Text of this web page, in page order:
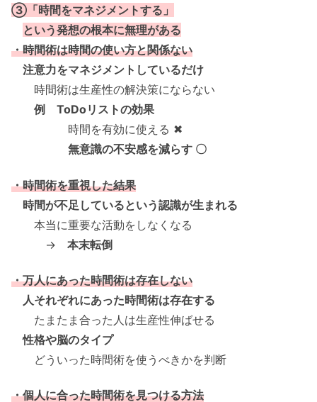
③「時間をマネジメントする」
という発想の根本に無理がある
・時間術は時間の使い方と関係ない
注意力をマネジメントしているだけ
時間術は生産性の解決策にならない
例 ToDoリストの効果
時間を有効に使える ✖
無意識の不安感を減らす 〇
・時間術を重視した結果
時間が不足しているという認識が生まれる
本当に重要な活動をしなくなる
→ 本末転倒
・万人にあった時間術は存在しない
人それぞれにあった時間術は存在する
たまたま合った人は生産性伸ばせる
性格や脳のタイプ
どういった時間術を使うべきかを判断
・個人に合った時間術を見つける方法